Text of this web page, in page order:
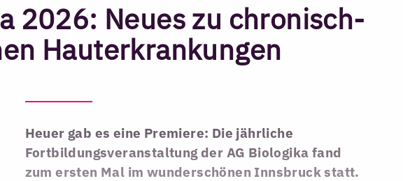
2026: Neues zu chronisch-
Hauterkrankungen
Heuer gab es eine Premiere: Die jährliche
Fortbildungsveranstaltung der AG Biologika fand
zum ersten Mal im wunderschönen Innsbruck statt.